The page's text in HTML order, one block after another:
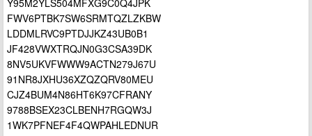
Y95M2YLS504MFXG9C0Q4JPK
FWV6PTBK7SW6SRMTQZLZKBW
LDDMLRVC9PTDJJKZ43UB0B1
JF428VWXTRQJN0G3CSA39DK
8NV5UKVFWWW9ACTN279J67U
91NR8JXHU36XZQZQRV80MEU
CJZ4BUM4N86HT6K97CFRANY
9788BSEX23CLBENH7RGQW3J
1WK7PFNEF4F4QWPAHLEDNUR